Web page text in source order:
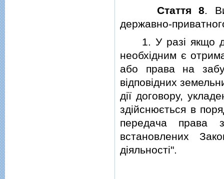
Стаття 8.
державно-
1. У разi якщо для
необхiдним є
або права на
вiдповiдних
дiї договору,
здiйснюється в
передача права
встановлених
дiяльностi".